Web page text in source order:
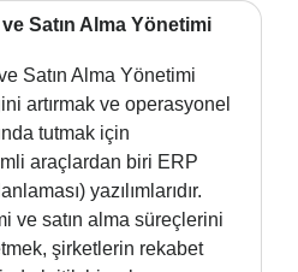
ve Satın Alma Yönetimi
Satın Alma Yönetimi
artırmak ve operasyonel
tutmak için
araçlardan biri ERP
yazılımlarıdır.
ve satın alma süreçlerini
şirketlerin rekabet